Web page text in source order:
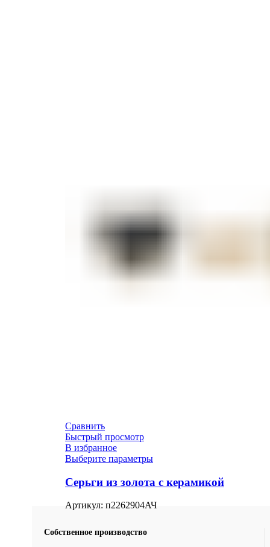
Сравнить
Быстрый просмотр
В избранное
Выберите параметры
Серьги из золота с керамикой
Артикул: п2262904АЧ
Собственное производство